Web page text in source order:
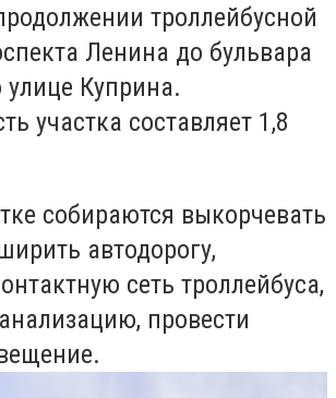
троллейбусной
Ленина до бульвара
Куприна.
участка составляет 1,8
собираются выкорчевать
автодорогу,
сеть троллейбуса,
провести